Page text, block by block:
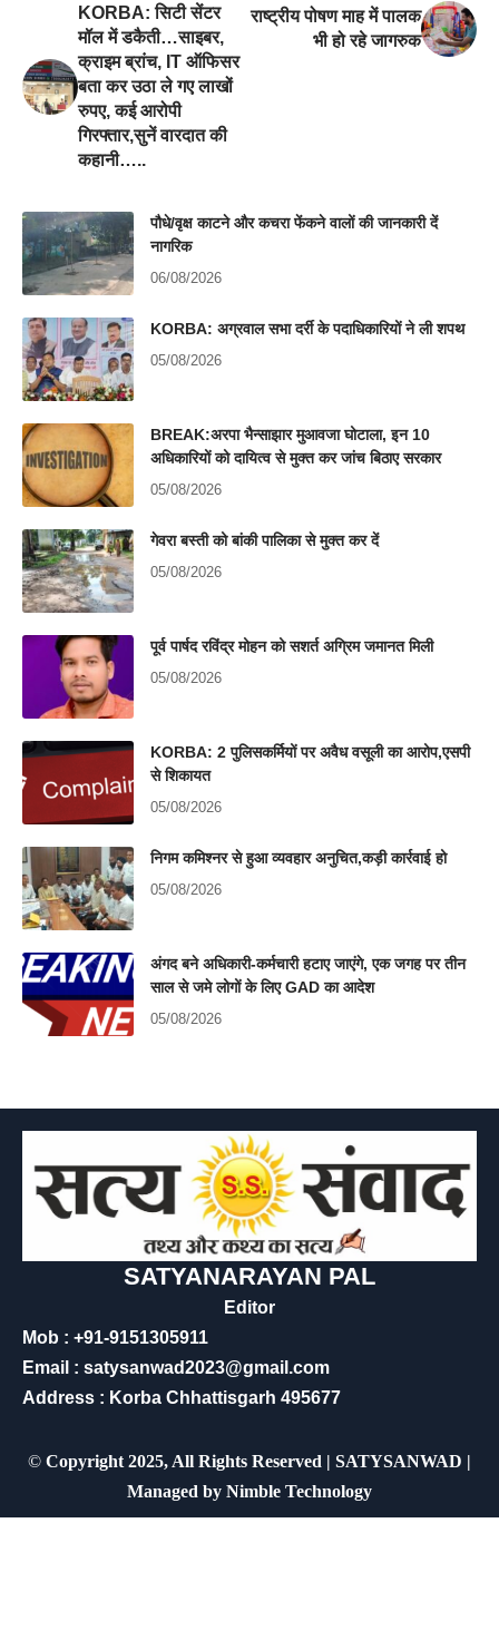
KORBA: सिटी सेंटर
मॉल में डकैती…साइबर,
क्राइम ब्रांच, IT ऑफिसर
बता कर उठा ले गए लाखों
रुपए, कई आरोपी
गिरफ्तार,सुनें वारदात की
कहानी…..
राष्ट्रीय पोषण माह में पालक
भी हो रहे जागरुक
पौधे/वृक्ष काटने और कचरा फेंकने वालों की जानकारी दें
नागरिक
06/08/2026
KORBA: अग्रवाल सभा दर्री के पदाधिकारियों ने ली शपथ
05/08/2026
BREAK:अरपा भैन्साझार मुआवजा घोटाला, इन 10
अधिकारियों को दायित्व से मुक्त कर जांच बिठाए सरकार
05/08/2026
गेवरा बस्ती को बांकी पालिका से मुक्त कर दें
05/08/2026
पूर्व पार्षद रविंद्र मोहन को सशर्त अग्रिम जमानत मिली
05/08/2026
KORBA: 2 पुलिसकर्मियों पर अवैध वसूली का आरोप,एसपी
से शिकायत
05/08/2026
निगम कमिश्नर से हुआ व्यवहार अनुचित,कड़ी कार्रवाई हो
05/08/2026
अंगद बने अधिकारी-कर्मचारी हटाए जाएंगे, एक जगह पर तीन
साल से जमे लोगों के लिए GAD का आदेश
05/08/2026
SATYANARAYAN PAL
Editor
Mob : +91-9151305911
Email : satysanwad2023@gmail.com
Address : Korba Chhattisgarh 495677
© Copyright 2025, All Rights Reserved | SATYSANWAD |
Managed by Nimble Technology